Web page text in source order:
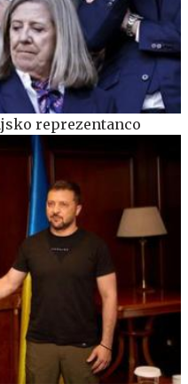
reprezentanco